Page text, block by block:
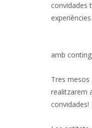
convidades
amb
Tres mesos
realitzarem
convidades!